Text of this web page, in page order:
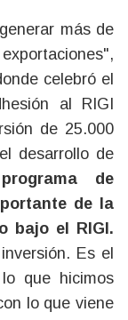
más de
celebró el
al RIGI
de 25.000
desarrollo de
de
de la
bajo el RIGI.
Es el
que hicimos
lo que viene